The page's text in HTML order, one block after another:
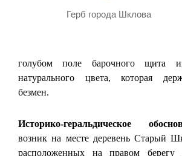
Герб города Шклова
голубом поле барочного щита
натурального цвета, которая
безмен.
Историко-геральдическое
возник на месте деревень Старый
расположенных на правом